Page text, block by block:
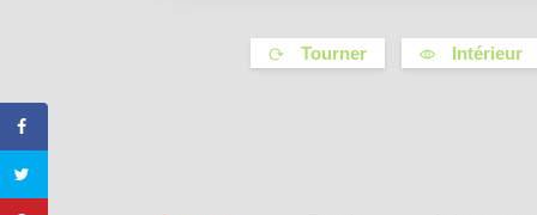
Tourner Intérieur